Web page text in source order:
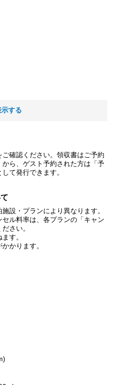
する
確認ください。領収書はご予約
ら、ゲスト予約された方は「予
て発行できます。
設・プランにより異なります。
ル料率は、各プランの「キャン
さい。
す。
かります。